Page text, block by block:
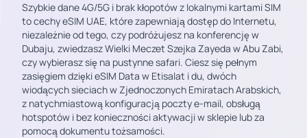
Szybkie dane 4G/5G i brak kłopotów z lokalnymi kartami SIM
to cechy eSIM UAE, które zapewniają dostęp do Internetu,
niezależnie od tego, czy podróżujesz na konferencję w
Dubaju, zwiedzasz Wielki Meczet Szejka Zayeda w Abu Zabi,
czy wybierasz się na pustynne safari. Ciesz się pełnym
zasięgiem dzięki eSIM Data w Etisalat i du, dwóch
wiodących sieciach w Zjednoczonych Emiratach Arabskich,
z natychmiastową konfiguracją poczty e-mail, obsługą
hotspotów i bez konieczności aktywacji w sklepie lub za
pomocą dokumentu tożsamości.